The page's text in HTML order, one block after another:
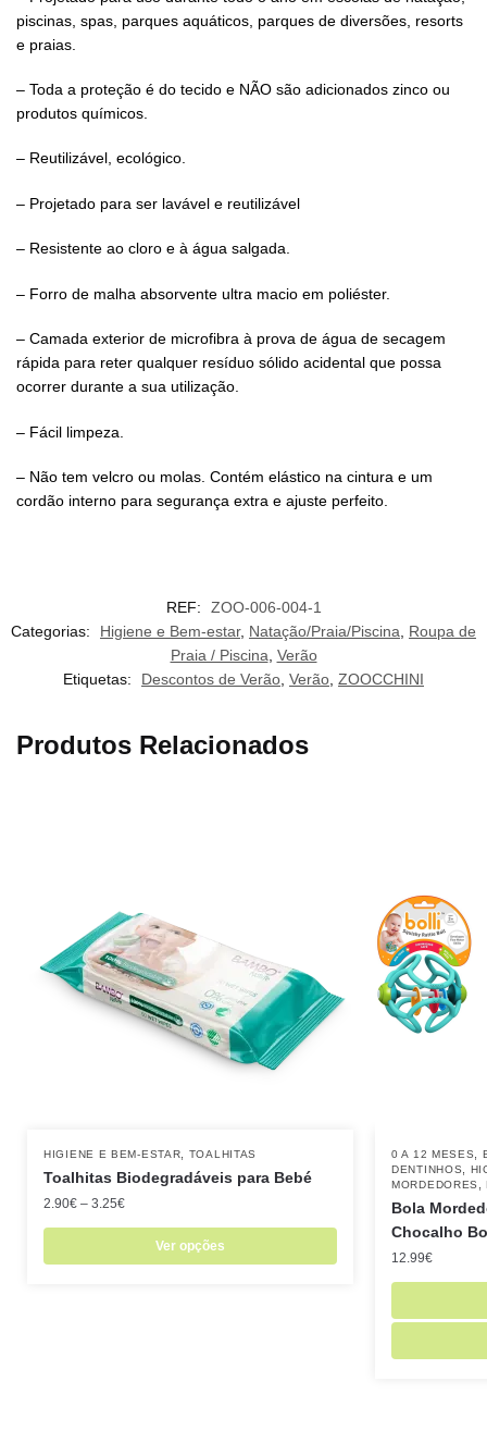
piscinas, spas, parques aquáticos, parques de diversões, resorts
e praias.
– Toda a proteção é do tecido e NÃO são adicionados zinco ou
produtos químicos.
– Reutilizável, ecológico.
– Projetado para ser lavável e reutilizável
– Resistente ao cloro e à água salgada.
– Forro de malha absorvente ultra macio em poliéster.
– Camada exterior de microfibra à prova de água de secagem
rápida para reter qualquer resíduo sólido acidental que possa
ocorrer durante a sua utilização.
– Fácil limpeza.
– Não tem velcro ou molas. Contém elástico na cintura e um
cordão interno para segurança extra e ajuste perfeito.
REF:
ZOO-006-004-1
Categorias:
Higiene e Bem-estar, Natação/Praia/Piscina
Roupa de
Praia / Piscina Verão
Etiquetas:
Descontos de Verão Verão ZOOCCHINI
Produtos Relacionados
HIGIENE E BEM-ESTAR TOALHITAS
Toalhitas Biodegradáveis para Bebé
2.90€ – 3.25€
Ver opções
0 A 12 MESES
DENTINHOS
MORDEDORES
,
Bola
Chocalho
12.99€